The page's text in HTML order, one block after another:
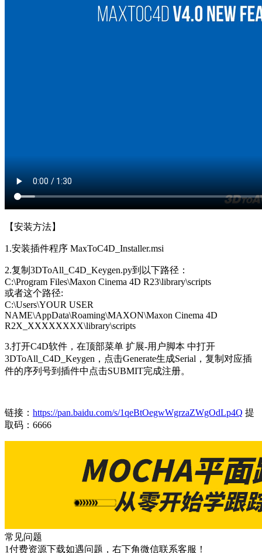
【安装方法】
1.安装插件程序 MaxToC4D_Installer.msi
2.复制3DToAll_C4D_Keygen.py到以下路径：
C:\Program Files\Maxon Cinema 4D R23\library\scripts
或者这个路径:
C:\Users\YOUR USER
NAME\AppData\Roaming\MAXON\Maxon Cinema 4D
R2X_XXXXXXXX\library\scripts
3.打开C4D软件，在顶部菜单 扩展-用户脚本 中打开
3DToAll_C4D_Keygen，点击Generate生成Serial，复制对应插
件的序列号到插件中点击SUBMIT完成注册。
链接： https://pan.baidu.com/s/1qeBtOegwWgrzaZWgOdLp4Q 提
取码：6666
常见问题
1付费资源下载如遇问题，右下角微信联系客服！